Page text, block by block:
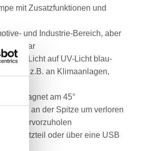
mit Zusatzfunktionen und
und Industrie-Bereich, aber
LED Licht auf UV-Licht blau-
z.B. an Klimaanlagen,
Magnet am 45°
an der Spitze um verloren
hervorzuholen
Netzteil oder über eine USB